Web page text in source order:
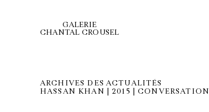
GALERIE
CHANTAL CROUSEL
ARCHIVES DES ACTUALITÉS
HASSAN KHAN | 2015 | CONVERSATION